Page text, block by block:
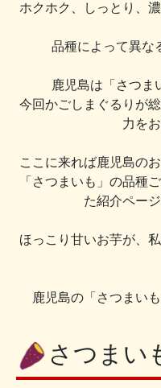
ホクホク、しっとり、
品種によって異な
鹿児島は「さつま
今回かごしまぐるりが
力を
ここに来れば鹿児島の
「さつまいも」の品種
た紹介ペー
ほっこり甘いお芋が、
鹿児島の「さつまい
さつまい